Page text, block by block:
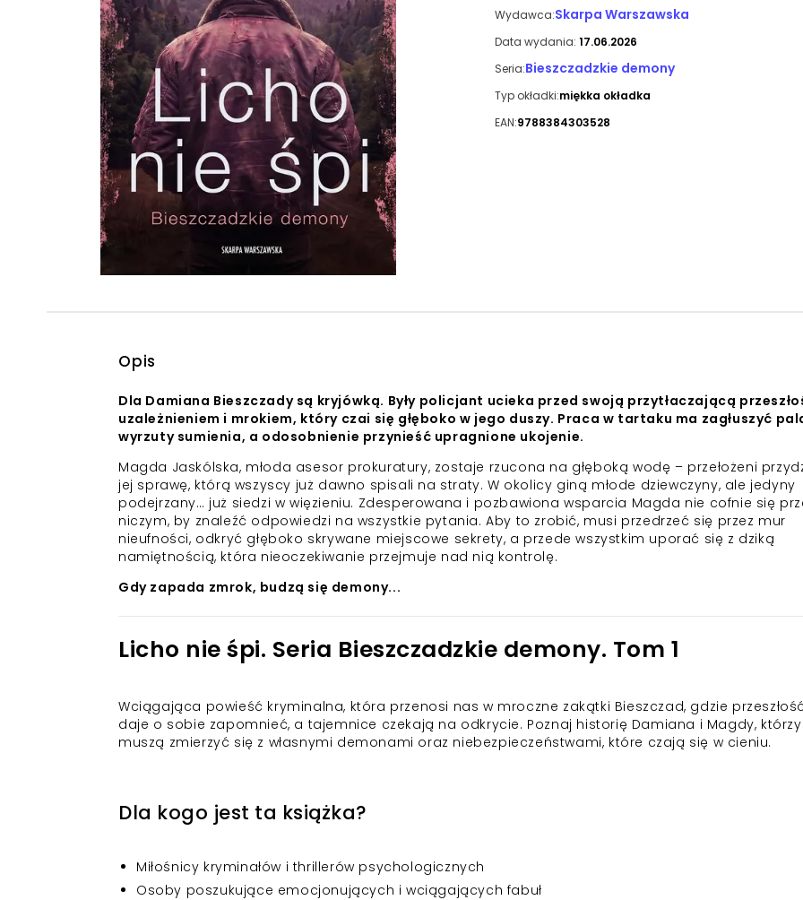
Wydawca:Skarpa Warszawska
Data wydania: 17.06.2026
Seria:Bieszczadzkie demony
Typ okładki:miękka okładka
EAN:9788384303528
Opis
Dla Damiana Bieszczady są kryjówką. Były policjant ucieka przed swoją przytłaczającą
uzależnieniem i mrokiem, który czai się głęboko w jego duszy. Praca w tartaku ma zagłuszyć
wyrzuty sumienia, a odosobnienie przynieść upragnione ukojenie.
Magda Jaskólska, młoda asesor prokuratury, zostaje rzucona na głęboką wodę – przełożeni
jej sprawę, którą wszyscy już dawno spisali na straty. W okolicy giną młode dziewczyny, ale jedyny
podejrzany… już siedzi w więzieniu. Zdesperowana i pozbawiona wsparcia Magda nie cofnie się
niczym, by znaleźć odpowiedzi na wszystkie pytania. Aby to zrobić, musi przedrzeć się przez mur
nieufności, odkryć głęboko skrywane miejscowe sekrety, a przede wszystkim uporać się z dziką
namiętnością, która nieoczekiwanie przejmuje nad nią kontrolę.
Gdy zapada zmrok, budzą się demony...
Licho nie śpi. Seria Bieszczadzkie demony. Tom 1
Wciągająca powieść kryminalna, która przenosi nas w mroczne zakątki Bieszczad, gdzie
daje o sobie zapomnieć, a tajemnice czekają na odkrycie. Poznaj historię Damiana i Magdy, którzy
muszą zmierzyć się z własnymi demonami oraz niebezpieczeństwami, które czają się w cieniu.
Dla kogo jest ta książka?
Miłośnicy kryminałów i thrillerów psychologicznych
Osoby poszukujące emocjonujących i wciągających fabuł
Powiększony kursor
Pomoc w czytaniu
Podkreślenie linków